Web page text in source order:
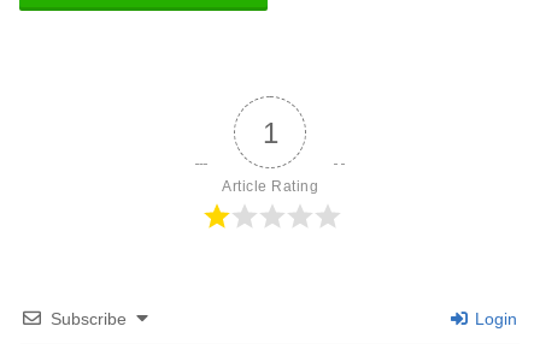
1
Article Rating
Subscribe Login